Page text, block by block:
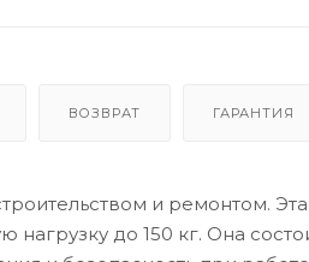
ВОЗВРАТ ГАРАНТИЯ
и ремонтом.
до 150 кг. Она